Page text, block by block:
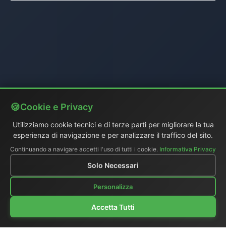
Cookie e Privacy
Utilizziamo cookie tecnici e di terze parti per migliorare la tua
esperienza di navigazione e per analizzare il traffico del sito.
Continuando a navigare accetti l'uso di tutti i cookie. Informativa Privacy
Solo Necessari
Personalizza
Accetta Tutti